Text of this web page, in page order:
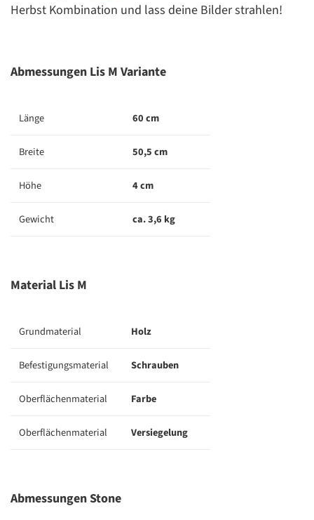
Herbst Kombination und lass deine Bilder strahlen!
Abmessungen Lis M Variante
Länge 60 cm
Breite 50,5 cm
Höhe 4 cm
Gewicht ca. 3,6 kg
Material Lis M
Grundmaterial Holz
Befestigungsmaterial Schrauben
Oberflächenmaterial Farbe
Oberflächenmaterial Versiegelung
Abmessungen Stone